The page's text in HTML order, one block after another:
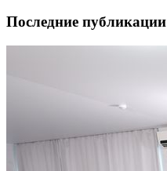
Последние публикации